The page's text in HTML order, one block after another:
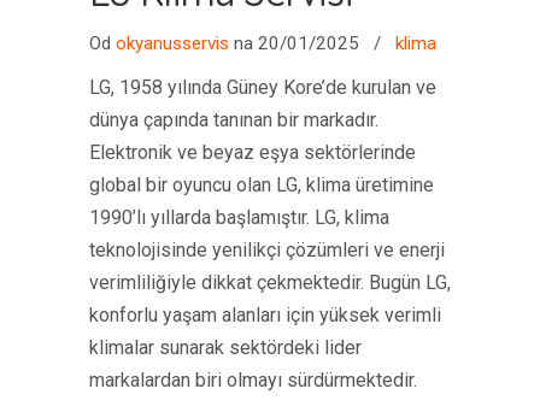
Od okyanusservis na 20/01/2025 / klima
LG, 1958 yılında Güney Kore’de kurulan ve
dünya çapında tanınan bir markadır.
Elektronik ve beyaz eşya sektörlerinde
global bir oyuncu olan LG, klima üretimine
1990’lı yıllarda başlamıştır. LG, klima
teknolojisinde yenilikçi çözümleri ve enerji
verimliliğiyle dikkat çekmektedir. Bugün LG,
konforlu yaşam alanları için yüksek verimli
klimalar sunarak sektördeki lider
markalardan biri olmayı sürdürmektedir.